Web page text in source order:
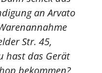
an Arvato
Str. 45,
hast das Gerät
bekommen?